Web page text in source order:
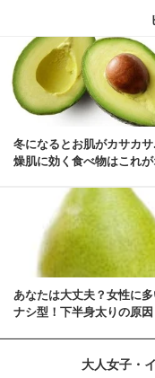
冬になるとお肌がカサカ
燥肌に効く食べ物はこれ
あなたは大丈夫？女性に
ナシ型！下半身太りの原
大人女子・